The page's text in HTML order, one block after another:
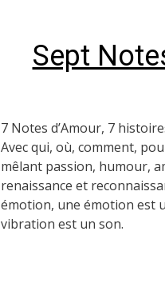
Sept
7 Notes d’Amour, 7
Avec qui, où, comment,
mêlant passion, humour,
renaissance et
émotion, une émotion est
vibration est un son.